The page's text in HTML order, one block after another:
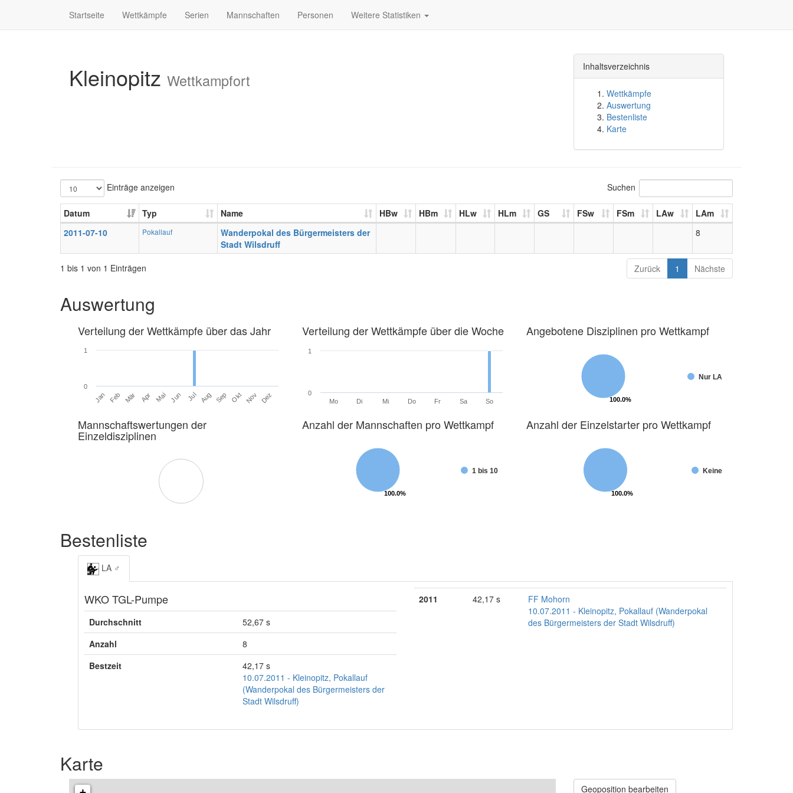
Startseite Wettkämpfe Serien Mannschaften Personen Weitere Statistiken
Kleinopitz Wettkampfort
Inhaltsverzeichnis
Wettkämpfe
Auswertung
Bestenliste
Karte
Einträge anzeigen Suchen
Datum Typ Name HBw HBm HLw HLm GS FSw FSm LAw
LAm
2011-07-10
Pokallauf
Wanderpokal des Bürgermeisters der
Stadt Wilsdruff
8
1 bis 1 von 1 Einträgen Zurück 1 Nächste
Auswertung
Verteilung der Wettkämpfe über das Jahr
Jan Feb Mär Apr Mai Jun Jul Aug Sep Okt Nov Dez
0
1
Verteilung der Wettkämpfe über die Woche
Mo Di Mi Do Fr Sa So
0
1
Angebotene Disziplinen pro Wettkampf
100.0%
100.0%
Nur LA
Mannschaftswertungen der
Einzeldisziplinen
Anzahl der Mannschaften pro Wettkampf
100.0%
100.0%
1 bis 10
Anzahl der Einzelstarter pro Wettkampf
100.0%
100.0%
Keine
Bestenliste
LA ♂
WKO TGL-Pumpe
Durchschnitt
52,67 s
Anzahl
8
Bestzeit
42,17 s
10.07.2011 - Kleinopitz, Pokallauf
(Wanderpokal des Bürgermeisters der
Stadt Wilsdruff)
2011 42,17 s
FF Mohorn
10.07.2011 - Kleinopitz, Pokallauf (Wanderpokal
des Bürgermeisters der Stadt Wilsdruff)
Karte
Geoposition bearbeiten